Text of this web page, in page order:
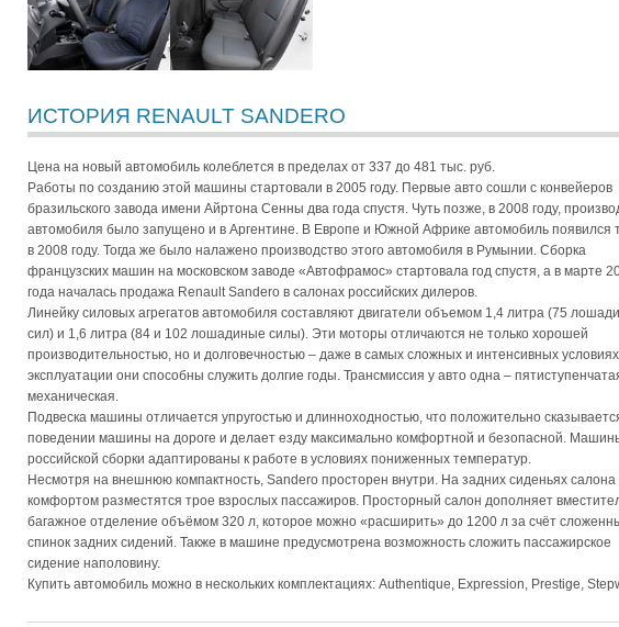
ИСТОРИЯ RENAULT SANDERO
Цена на новый автомобиль колеблется в пределах от 337 до 481 тыс. руб.
Работы по созданию этой машины стартовали в 2005 году. Первые авто сошли с конвейеров
бразильского завода имени Айртона Сенны два года спустя. Чуть позже, в 2008 году,
автомобиля было запущено и в Аргентине. В Европе и Южной Африке автомобиль появился
в 2008 году. Тогда же было налажено производство этого автомобиля в Румынии. Сборка
французских машин на московском заводе «Автофрамос» стартовала год спустя, а в марте
года началась продажа Renault Sandero в салонах российских дилеров.
Линейку силовых агрегатов автомобиля составляют двигатели объемом 1,4 литра (75
сил) и 1,6 литра (84 и 102 лошадиные силы). Эти моторы отличаются не только хорошей
производительностью, но и долговечностью – даже в самых сложных и интенсивных условиях
эксплуатации они способны служить долгие годы. Трансмиссия у авто одна –
механическая.
Подвеска машины отличается упругостью и длинноходностью, что положительно
поведении машины на дороге и делает езду максимально комфортной и безопасной.
российской сборки адаптированы к работе в условиях пониженных температур.
Несмотря на внешнюю компактность, Sandero просторен внутри. На задних сиденьях салона
комфортом разместятся трое взрослых пассажиров. Просторный салон дополняет
багажное отделение объёмом 320 л, которое можно «расширить» до 1200 л за счёт
спинок задних сидений. Также в машине предусмотрена возможность сложить пассажирское
сидение наполовину.
Купить автомобиль можно в нескольких комплектациях: Authentique, Expression, Prestige,